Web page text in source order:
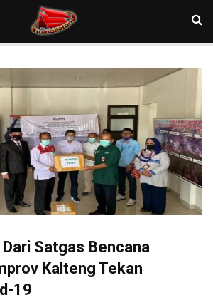
Satgas Bencana
Kalteng Tekan
19